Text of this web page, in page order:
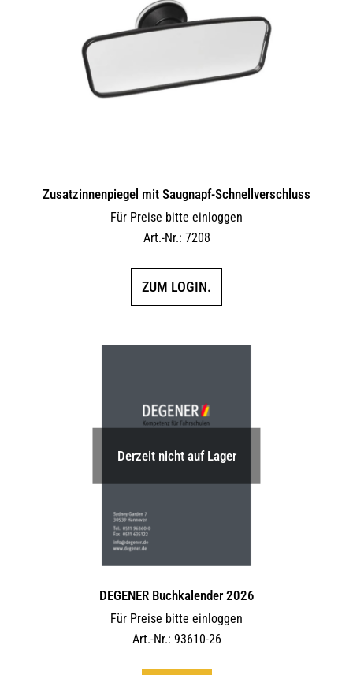
Optionen
können
auf
Zusatzinnenpiegel mit Saugnapf-Schnellverschluss
Für Preise bitte einloggen
Art.-Nr.: 7208
ZUM LOGIN.
Derzeit nicht auf Lager
DEGENER Buchkalender 2026
Für Preise bitte einloggen
Art.-Nr.: 93610-26